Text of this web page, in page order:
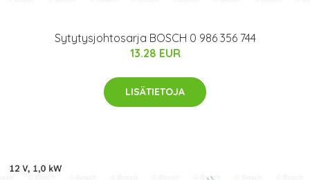
Sytytysjohtosarja BOSCH 0 986 356 744
13.28 EUR
LISÄTIETOJA